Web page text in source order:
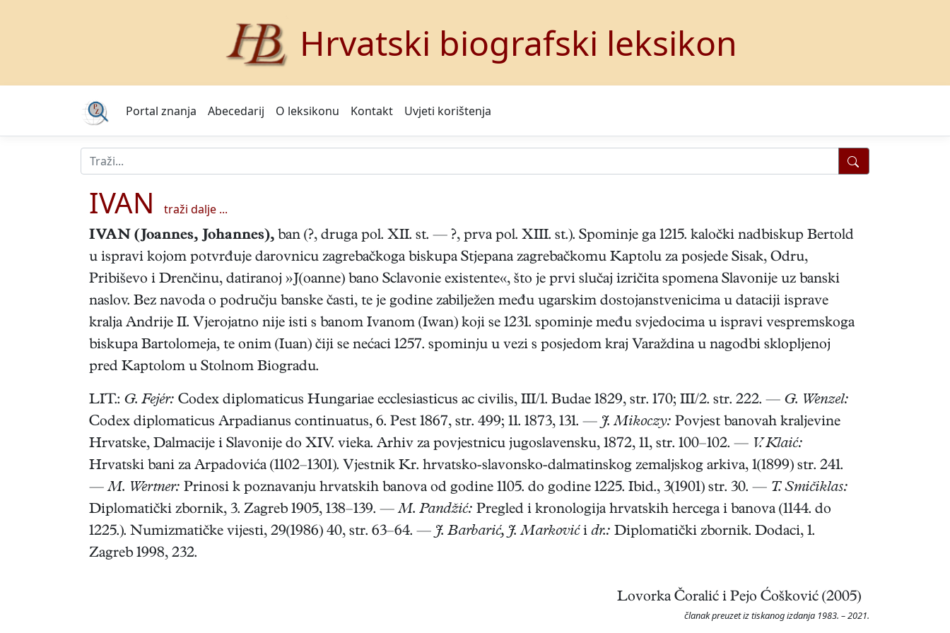
Hrvatski biografski leksikon
Portal znanja Abecedarij O leksikonu Kontakt Uvjeti korištenja
IVAN traži dalje ...
IVAN (Joannes, Johannes), ban (?, druga pol. XII. st. — ?, prva pol. XIII. st.). Spominje ga 1215. kaločki nadbiskup Bertold
u ispravi kojom potvrđuje darovnicu zagrebačkoga biskupa Stjepana zagrebačkomu Kaptolu za posjede Sisak, Odru,
Pribiševo i Drenčinu, datiranoj »J(oanne) bano Sclavonie existente«, što je prvi slučaj izričita spomena Slavonije uz banski
naslov. Bez navoda o području banske časti, te je godine zabilježen među ugarskim dostojanstvenicima u dataciji isprave
kralja Andrije II. Vjerojatno nije isti s banom Ivanom (Iwan) koji se 1231. spominje među svjedocima u ispravi vespremskoga
biskupa Bartolomeja, te onim (Iuan) čiji se nećaci 1257. spominju u vezi s posjedom kraj Varaždina u nagodbi sklopljenoj
pred Kaptolom u Stolnom Biogradu.
LIT.: G. Fejér: Codex diplomaticus Hungariae ecclesiasticus ac civilis, III/1. Budae 1829, str. 170; III/2. str. 222. — G. Wenzel:
Codex diplomaticus Arpadianus continuatus, 6. Pest 1867, str. 499; 11. 1873, 131. —J. Mikoczy: Povjest banovah kraljevine
Hrvatske, Dalmacije i Slavonije do XIV. vieka. Arhiv za povjestnicu jugoslavensku, 1872, 11, str. 100–102. — V. Klaić:
Hrvatski bani za Arpadovića (1102–1301). Vjestnik Kr. hrvatsko-slavonsko-dalmatinskog zemaljskog arkiva, 1(1899) str. 241.
—M. Wertner: Prinosi k poznavanju hrvatskih banova od godine 1105. do godine 1225. Ibid., 3(1901) str. 30. — T. Smičiklas:
Diplomatički zbornik, 3. Zagreb 1905, 138–139. —M. Pandžić: Pregled i kronologija hrvatskih hercega i banova (1144. do
1225.). Numizmatičke vijesti, 29(1986) 40, str. 63–64. —J. Barbarić, J. Markovići dr.: Diplomatički zbornik. Dodaci, 1.
Zagreb 1998, 232.
Lovorka Čoralić i Pejo Ćošković (2005)
članak preuzet iz tiskanog izdanja 1983. – 2021.